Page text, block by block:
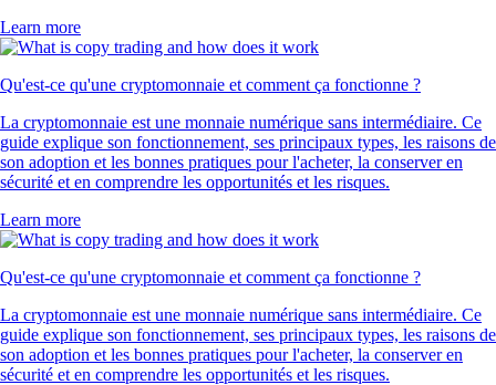
Learn more
Qu'est-ce qu'une cryptomonnaie et comment ça fonctionne ?
La cryptomonnaie est une monnaie numérique sans intermédiaire. Ce
guide explique son fonctionnement, ses principaux types, les raisons de
son adoption et les bonnes pratiques pour l'acheter, la conserver en
sécurité et en comprendre les opportunités et les risques.
Learn more
Qu'est-ce qu'une cryptomonnaie et comment ça fonctionne ?
La cryptomonnaie est une monnaie numérique sans intermédiaire. Ce
guide explique son fonctionnement, ses principaux types, les raisons de
son adoption et les bonnes pratiques pour l'acheter, la conserver en
sécurité et en comprendre les opportunités et les risques.